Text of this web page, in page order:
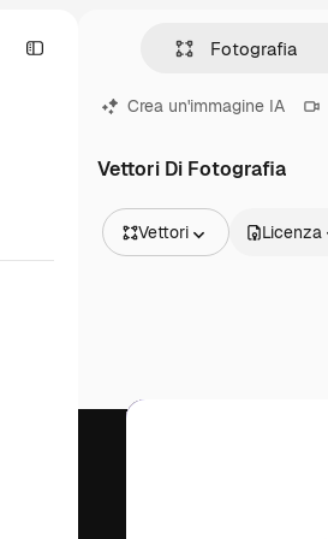
Crea un'immagine IA
Vettori Di Fotografia
Vettori
Video
Licenza